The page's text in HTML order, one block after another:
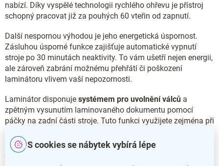
S cookies se nábytek vybírá lépe
nabízí. Díky vyspělé technologii rychlého ohřevu je přístroj
schopný pracovat již za pouhých 60 vteřin od zapnutí.
Další nespornou výhodou je jeho energetická úspornost.
Zásluhou úsporné funkce zajišťuje automatické vypnutí
stroje po 30 minutách neaktivity. To vám ušetří nejen energii,
ale zároveň zabrání možnému přehřátí či poškození
laminátoru vlivem vaší nepozornosti.
Laminátor disponuje systémem pro uvolnění válců a
zpětným vysunutím laminovaného dokumentu pomocí
páčky na zadní části stroje. Tuto funkci využijete zejména při
zaseknutí dokumentu oznámí uvíznutí papíru a postará se o
jeho okamžité uvolnění.